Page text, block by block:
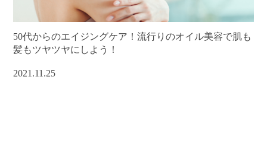
50代からのエイジングケア！流行りのオイル美容で肌も
髪もツヤツヤにしよう！
2021.11.25